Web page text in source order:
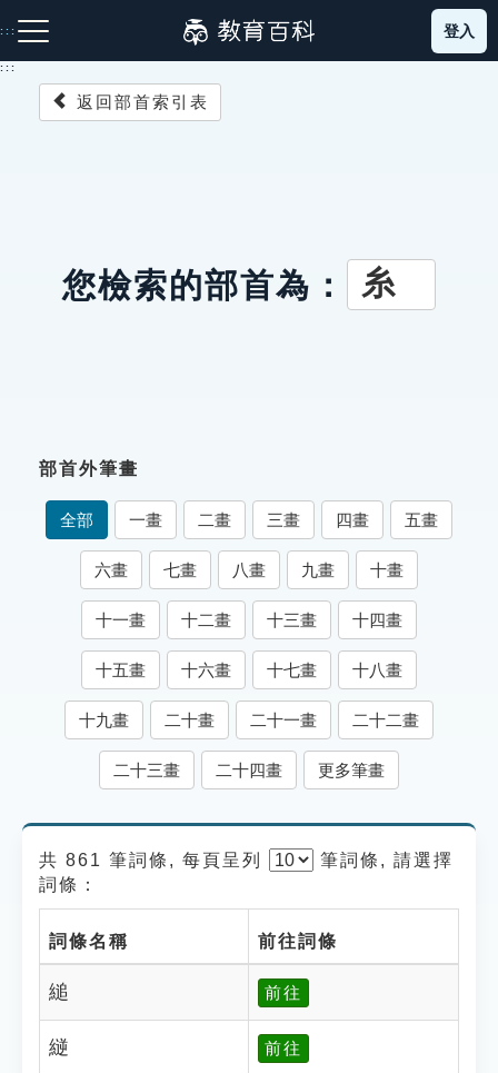
到
主
:::
成語故事
索引選單
知識索引
單字索引
生命大百科索引
遊戲專區
貓頭鷹博士
登入
:::
返回部首索引表
您檢索的部首為： 糸
部首外筆畫
全部 一畫 二畫 三畫 四畫 五畫
六畫 七畫 八畫 九畫 十畫
十一畫 十二畫 十三畫 十四畫
十五畫 十六畫 十七畫 十八畫
十九畫 二十畫 二十一畫 二十二畫
二十三畫 二十四畫 更多筆畫
共 861 筆詞條, 每頁呈列 筆詞條, 請選擇
詞條：
詞條名稱 前往詞條
縋 前往
縌 前往